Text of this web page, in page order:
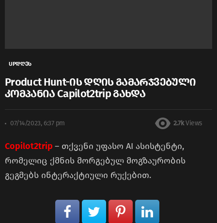
UPდღეს
Product Hunt-ის დღის გამარჯვებული
კომპანია Capilot2trip გახდა
07/14/2023, 6:37 pm 2.7k Views
Copilot2trip – თქვენი უფასო AI ასისტენტი,
რომელიც ქმნის მორგებულ მოგზაურობის
გეგმებს ინტერაქტიული რუქებით.